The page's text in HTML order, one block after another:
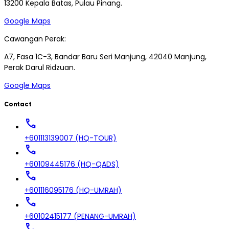
13200 Kepala Batas, Pulau Pinang.
Google Maps
Cawangan Perak:
A7, Fasa 1C-3, Bandar Baru Seri Manjung, 42040 Manjung,
Perak Darul Ridzuan.
Google Maps
Contact
call
+601113139007 (HQ-TOUR)
call
+60109445176 (HQ-QADS)
call
+601116095176 (HQ-UMRAH)
call
+60102415177 (PENANG-UMRAH)